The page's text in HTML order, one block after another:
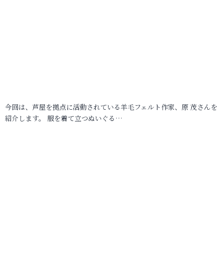
今回は、芦屋を拠点に活動されている羊毛フェルト作家、原 茂さん
紹介します。 服を着て立つぬいぐる…